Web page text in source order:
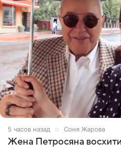
5 часов назад Соня Жарова
Жена Петросяна